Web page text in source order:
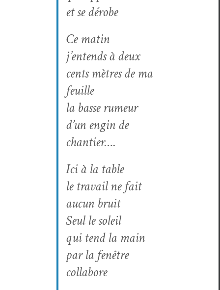
et se dérobe
Ce matin
j’entends à deux
cents mètres de ma
feuille
la basse rumeur
d’un engin de
chantier….
Ici à la table
le tra­vail ne fait
aucun bruit
Seul le soleil
qui tend la main
par la fenêtre
collabore